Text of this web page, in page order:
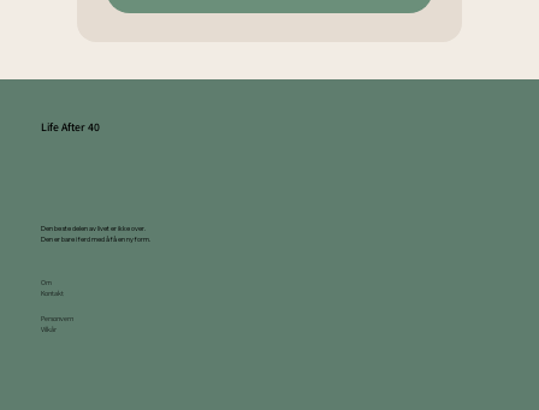
Life After 40
Den beste delen av livet er ikke over.
Den er bare i ferd med å få en ny form.
Om
Kontakt
Personvern
Vilkår